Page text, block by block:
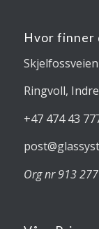
Hvor finner
Ringvoll,
+47 474 43
Org nr 913